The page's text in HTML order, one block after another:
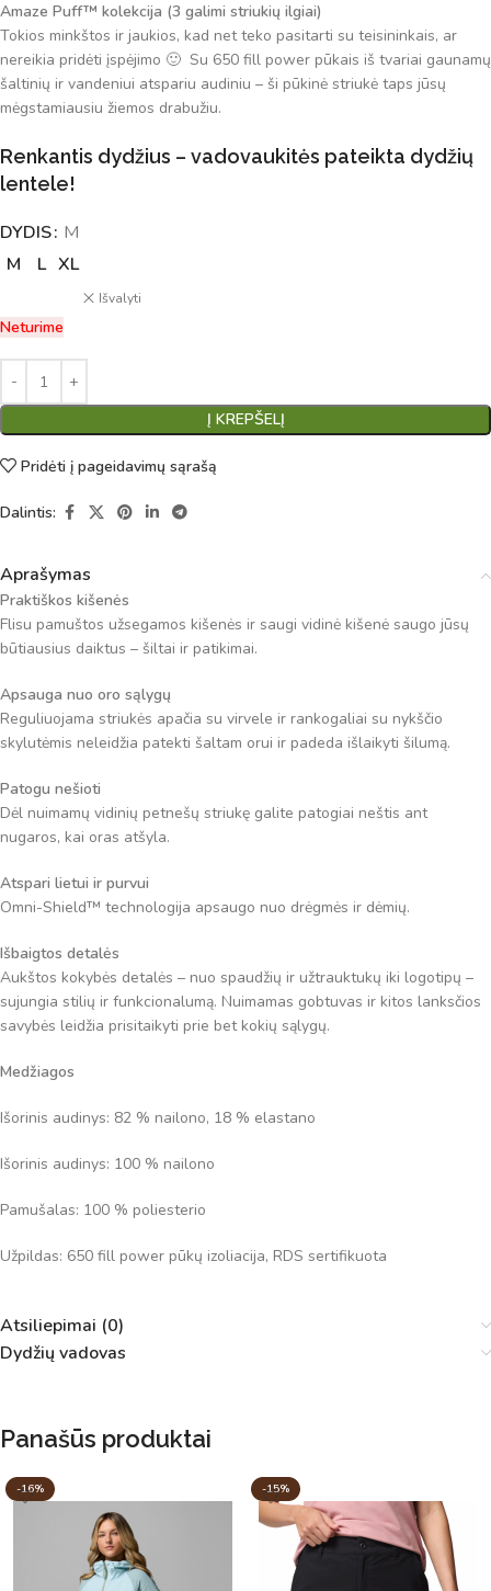
Amaze Puff™ kolekcija (3 galimi striukių ilgiai)
Tokios minkštos ir jaukios, kad net teko pasitarti su teisininkais, ar
nereikia pridėti įspėjimo 🙂 Su 650 fill power pūkais iš tvariai gaunamų
šaltinių ir vandeniui atspariu audiniu – ši pūkinė striukė taps jūsų
mėgstamiausiu žiemos drabužiu.
Renkantis dydžius – vadovaukitės pateikta dydžių
lentele!
DYDIS M
M
L XL
Išvalyti
Neturime
Į KREPŠELĮ
Alternative:
Pridėti į pageidavimų sąrašą
Dalintis:
Aprašymas
Praktiškos kišenės
Flisu pamuštos užsegamos kišenės ir saugi vidinė kišenė saugo jūsų
būtiausius daiktus – šiltai ir patikimai.
Apsauga nuo oro sąlygų
Reguliuojama striukės apačia su virvele ir rankogaliai su nykščio
skylutėmis neleidžia patekti šaltam orui ir padeda išlaikyti šilumą.
Patogu nešioti
Dėl nuimamų vidinių petnešų striukę galite patogiai neštis ant
nugaros, kai oras atšyla.
Atspari lietui ir purvui
Omni-Shield™ technologija apsaugo nuo drėgmės ir dėmių.
Išbaigtos detalės
Aukštos kokybės detalės – nuo spaudžių ir užtrauktukų iki logotipų –
sujungia stilių ir funkcionalumą. Nuimamas gobtuvas ir kitos lanksčios
savybės leidžia prisitaikyti prie bet kokių sąlygų.
Medžiagos
Išorinis audinys: 82 % nailono, 18 % elastano
Išorinis audinys: 100 % nailono
Pamušalas: 100 % poliesterio
Užpildas: 650 fill power pūkų izoliacija, RDS sertifikuota
Atsiliepimai (0)
Dydžių vadovas
Panašūs produktai
-16% -15%